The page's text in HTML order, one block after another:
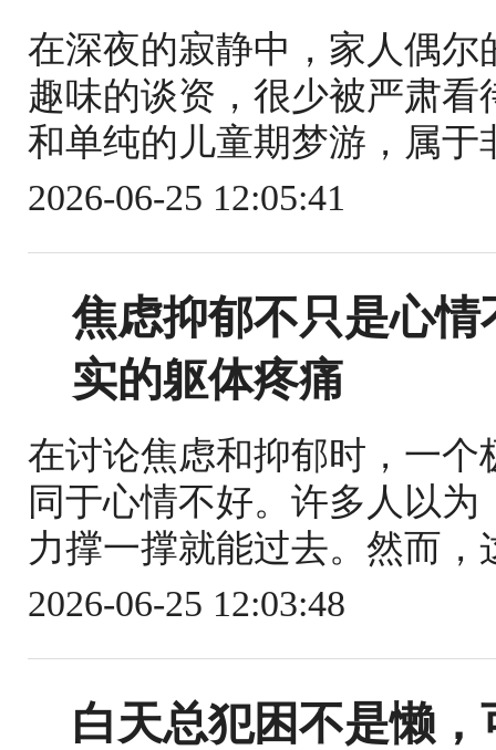
在深夜的寂静中，家人偶
趣味的谈资，很少被严肃
和单纯的儿童期梦游，属
2026-06-25 12:05:41
焦虑抑郁不只是心
实的躯体疼痛
在讨论焦虑和抑郁时，一
同于心情不好。许多人以
力撑一撑就能过去。然而
2026-06-25 12:03:48
白天总犯困不是懒